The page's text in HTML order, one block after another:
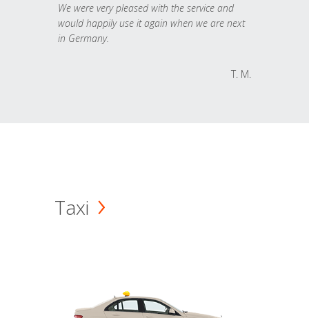
We were very pleased with the service and
would happily use it again when we are next
in Germany.
T. M.
Taxi